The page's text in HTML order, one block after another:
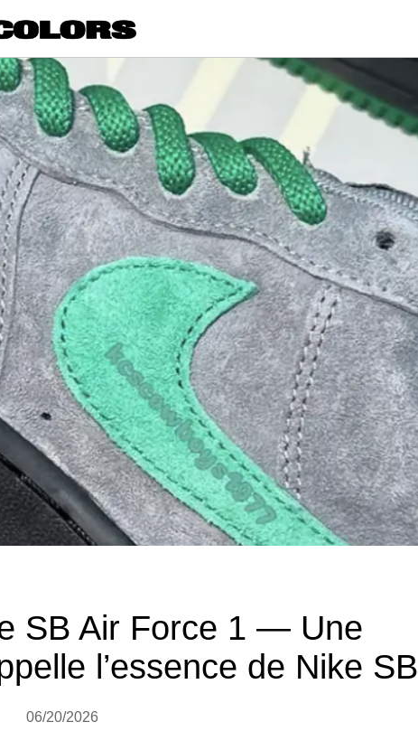
SB Air Force 1 — Une
l’essence de Nike SB
06/20/2026